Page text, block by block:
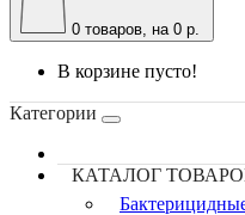
0 товаров, на 0 р.
В корзине пусто!
Категории
КАТАЛОГ